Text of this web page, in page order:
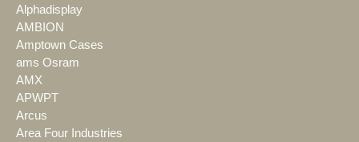
Alphadisplay
AMBION
Amptown Cases
ams Osram
AMX
APWPT
Arcus
Area Four Industries